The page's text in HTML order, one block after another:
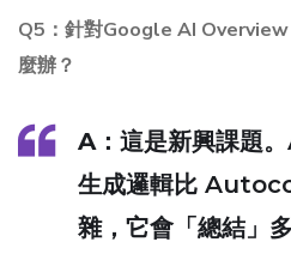
Q5：針對Google AI
麼辦？
A ：這是新興課題
生成邏輯比
雜，它會「總結」